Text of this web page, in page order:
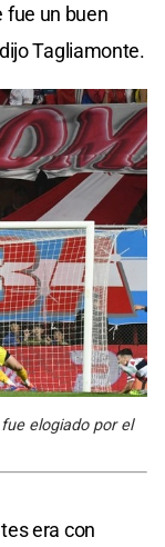
fue un buen
Tagliamonte.
elogiado por el
era con